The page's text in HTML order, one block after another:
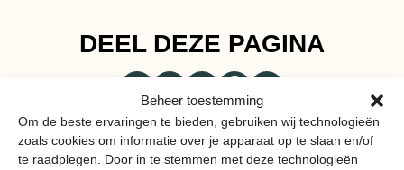
Beheer toestemming
Om de beste ervaringen te bieden, gebruiken wij technologieën
zoals cookies om informatie over je apparaat op te slaan en/of
te raadplegen. Door in te stemmen met deze technologieën
DEEL DEZE PAGINA